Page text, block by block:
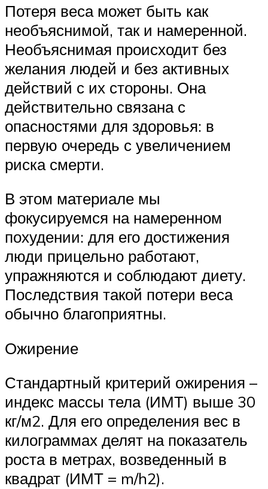
Потеря веса может быть как
необъяснимой, так и намеренной.
Необъяснимая происходит без
желания людей и без активных
действий с их стороны. Она
действительно связана с
опасностями для здоровья: в
первую очередь с увеличением
риска смерти.
В этом материале мы
фокусируемся на намеренном
похудении: для его достижения
люди прицельно работают,
упражняются и соблюдают диету.
Последствия такой потери веса
обычно благоприятны.
Ожирение
Стандартный критерий ожирения –
индекс массы тела (ИМТ) выше 30
кг/м2. Для его определения вес в
килограммах делят на показатель
роста в метрах, возведенный в
квадрат (ИМТ = m/h2).